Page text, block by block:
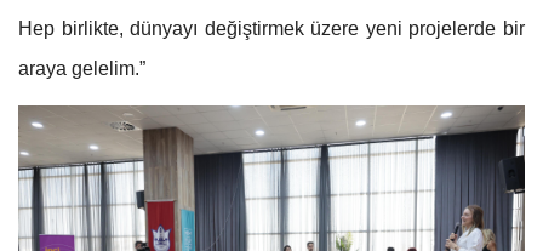
Hep birlikte, dünyayı değiştirmek üzere yeni projelerde bir
araya gelelim.”